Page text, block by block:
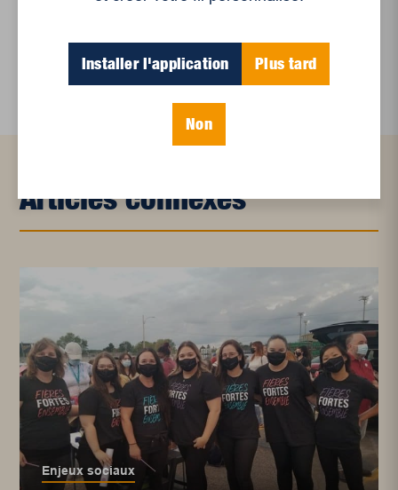
Le sommeil, nouveau défi de santé publique
Articles connexes
Enjeux sociaux
Installer l'application Plus tard
Non